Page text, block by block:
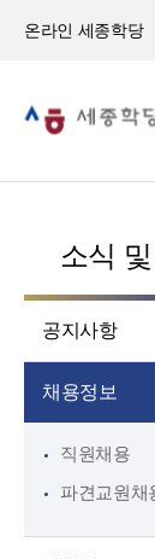
온라인 세종학당
소식
공지사항
채용정보
직원채용
파견교원채